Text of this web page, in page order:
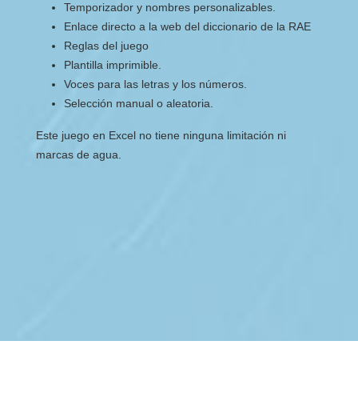
Temporizador y nombres personalizables.
Enlace directo a la web del diccionario de la RAE
Reglas del juego
Plantilla imprimible.
Voces para las letras y los números.
Selección manual o aleatoria.
Este juego en Excel no tiene ninguna limitación ni
marcas de agua.